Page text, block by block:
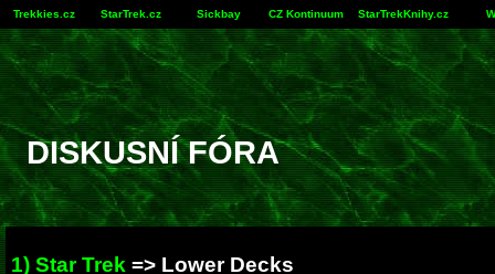
Trekkies.cz StarTrek.cz Sickbay CZ Kontinuum StarTrekKnihy.cz
DISKUSNÍ FÓRA
1) Star Trek => Lower Decks